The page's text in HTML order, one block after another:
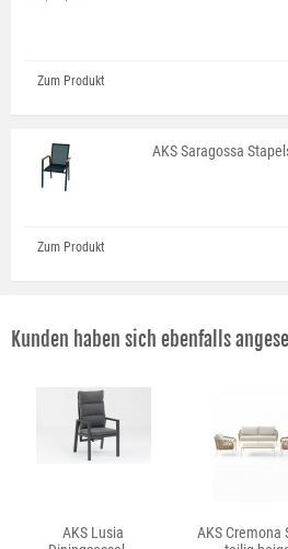
Zum Produkt
AKS Saragossa
Zum Produkt
Kunden haben sich ebenfalls
AKS Lusia
AKS Cremona